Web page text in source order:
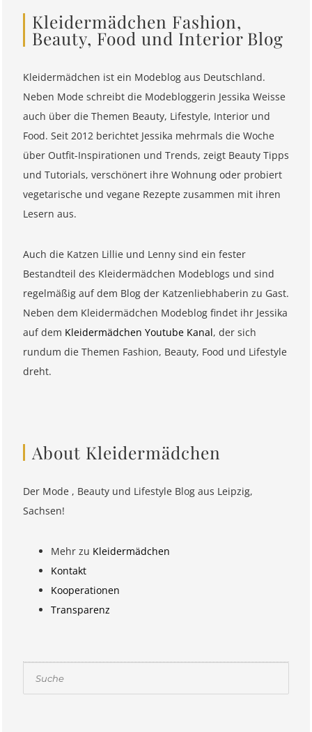
Kleidermädchen Fashion,
Beauty, Food und Interior Blog
Kleidermädchen ist ein Modeblog aus Deutschland.
Neben Mode schreibt die Modebloggerin Jessika Weisse
auch über die Themen Beauty, Lifestyle, Interior und
Food. Seit 2012 berichtet Jessika mehrmals die Woche
über Outfit-Inspirationen und Trends, zeigt Beauty Tipps
und Tutorials, verschönert ihre Wohnung oder probiert
vegetarische und vegane Rezepte zusammen mit ihren
Lesern aus.
Auch die Katzen Lillie und Lenny sind ein fester
Bestandteil des Kleidermädchen Modeblogs und sind
regelmäßig auf dem Blog der Katzenliebhaberin zu Gast.
Neben dem Kleidermädchen Modeblog findet ihr Jessika
auf dem Kleidermädchen Youtube Kanal, der sich
rundum die Themen Fashion, Beauty, Food und Lifestyle
dreht.
About Kleidermädchen
Der Mode , Beauty und Lifestyle Blog aus Leipzig,
Sachsen!
Mehr zu Kleidermädchen
Kontakt
Kooperationen
Transparenz